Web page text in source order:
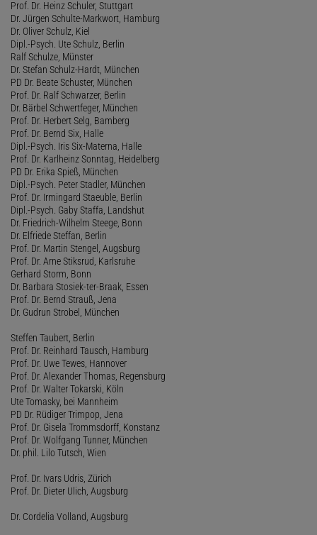
Prof. Dr. Heinz Schuler, Stuttgart
Dr. Jürgen Schulte-Markwort, Hamburg
Dr. Oliver Schulz, Kiel
Dipl.-Psych. Ute Schulz, Berlin
Ralf Schulze, Münster
Dr. Stefan Schulz-Hardt, München
PD Dr. Beate Schuster, München
Prof. Dr. Ralf Schwarzer, Berlin
Dr. Bärbel Schwertfeger, München
Prof. Dr. Herbert Selg, Bamberg
Prof. Dr. Bernd Six, Halle
Dipl.-Psych. Iris Six-Materna, Halle
Prof. Dr. Karlheinz Sonntag, Heidelberg
PD Dr. Erika Spieß, München
Dipl.-Psych. Peter Stadler, München
Prof. Dr. Irmingard Staeuble, Berlin
Dipl.-Psych. Gaby Staffa, Landshut
Dr. Friedrich-Wilhelm Steege, Bonn
Dr. Elfriede Steffan, Berlin
Prof. Dr. Martin Stengel, Augsburg
Prof. Dr. Arne Stiksrud, Karlsruhe
Gerhard Storm, Bonn
Dr. Barbara Stosiek-ter-Braak, Essen
Prof. Dr. Bernd Strauß, Jena
Dr. Gudrun Strobel, München
Steffen Taubert, Berlin
Prof. Dr. Reinhard Tausch, Hamburg
Prof. Dr. Uwe Tewes, Hannover
Prof. Dr. Alexander Thomas, Regensburg
Prof. Dr. Walter Tokarski, Köln
Ute Tomasky, bei Mannheim
PD Dr. Rüdiger Trimpop, Jena
Prof. Dr. Gisela Trommsdorff, Konstanz
Prof. Dr. Wolfgang Tunner, München
Dr. phil. Lilo Tutsch, Wien
Prof. Dr. Ivars Udris, Zürich
Prof. Dr. Dieter Ulich, Augsburg
Dr. Cordelia Volland, Augsburg